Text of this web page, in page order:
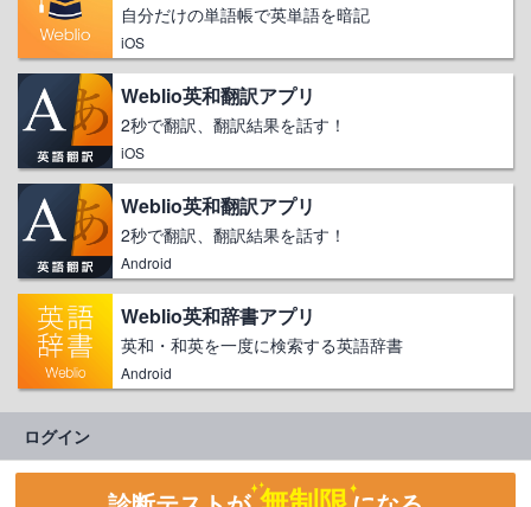
自分だけの単語帳で英単語を暗記
iOS
Weblio英和翻訳アプリ
2秒で翻訳、翻訳結果を話す！
iOS
Weblio英和翻訳アプリ
2秒で翻訳、翻訳結果を話す！
Android
Weblio英和辞書アプリ
英和・和英を一度に検索する英語辞書
Android
ログイン